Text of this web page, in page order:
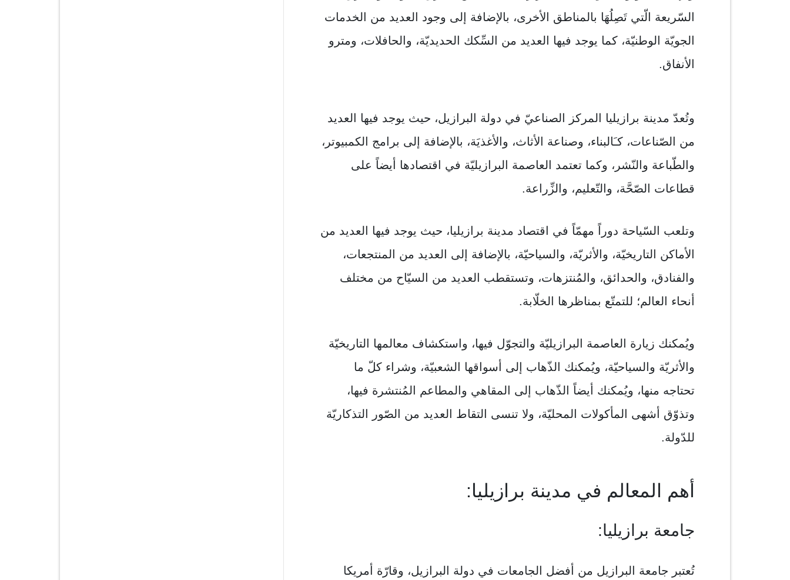
السّريعة الّتي تَصِلُهَا بالمناطق الأخری، بالإضافة إلی وجود العديد من الخدمات
الجويّة الوطنيّة، كما يوجد فيها العديد من السِّكك الحديديّة، والحافلات، ومترو
الأنفاق.
وتُعدّ مدينة برازيليا المركز الصناعيّ في دولة البرازيل، حيث يوجد فيها العديد
من الصّناعات، كـَالبناء، وصناعة الأثاث، والأغذيَة، بالإضافة إلی برامج الكمبيوتر،
والطّباعة والنّشر، وكما تعتمد العاصمة البرازيليّة في اقتصادها أيضاً علی
قطاعات الصّحَّة، والتّعليم، والزِّراعة.
وتلعب السّياحة دوراً مهمّاً في اقتصاد مدينة برازيليا، حيث يوجد فيها العديد من
الأماكن التاريخيّة، والأثريّة، والسياحيّة، بالإضافة إلی العديد من المنتجعات،
والفنادق، والحدائق، والمُنتزهات، وتستقطب العديد من السيّاح من مختلف
أنحاء العالم؛ للتمتّع بمناظرها الخلّابة.
ويُمكنك زيارة العاصمة البرازيليّة والتجوّل فيها، واستكشاف معالمها التاريخيّة
والأثريّة والسياحيّة، ويُمكنك الذّهاب إلی أسواقها الشعبيّة، وشراء كلّ ما
تحتاجه منها، ويُمكنك أيضاً الذّهاب إلی المقاهي والمطاعم المُنتشرة فيها،
وتذوّق أشهی المأكولات المحليّة، ولا تنسی التقاط العديد من الصّور التذكاريّة
للدّولة.
أهم المعالم في مدينة برازيليا:
جامعة برازيليا:
تُعتبر جامعة البرازيل من أفضل الجامعات في دولة البرازيل، وقارّة أمريكا